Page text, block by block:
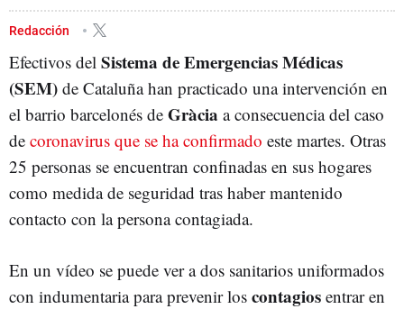
Redacción
Efectivos del Sistema de Emergencias Médicas
(SEM) de Cataluña han practicado una intervención en
el barrio barcelonés de Gràcia a consecuencia del caso
de coronavirus que se ha confirmado este martes. Otras
25 personas se encuentran confinadas en sus hogares
como medida de seguridad tras haber mantenido
contacto con la persona contagiada.
En un vídeo se puede ver a dos sanitarios uniformados
con indumentaria para prevenir los contagios entrar en